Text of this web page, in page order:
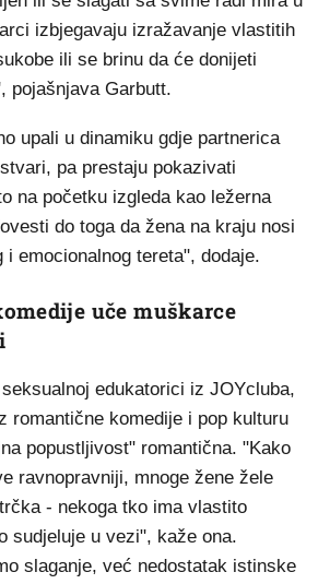
izbjegavaju izražavanje vlastitih
ili se brinu da će donijeti
pojašnjava Garbutt.
upali u dinamiku gdje partnerica
pa prestaju pokazivati
na početku izgleda kao ležerna
do toga da žena na kraju nosi
i emocionalnog tereta", dodaje.
uče muškarce
edukatorici iz JOYcluba,
romantične komedije i pop kulturu
popustljivost" romantična. "Kako
ravnopravniji, mnoge žene žele
- nekoga tko ima vlastito
sudjeluje u vezi", kaže ona.
slaganje, već nedostatak istinske